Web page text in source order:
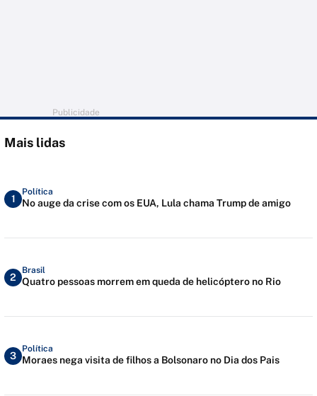
Publicidade
Mais lidas
1
Política
No auge da crise com os EUA, Lula chama Trump de amigo
2
Brasil
Quatro pessoas morrem em queda de helicóptero no Rio
3
Política
Moraes nega visita de filhos a Bolsonaro no Dia dos Pais